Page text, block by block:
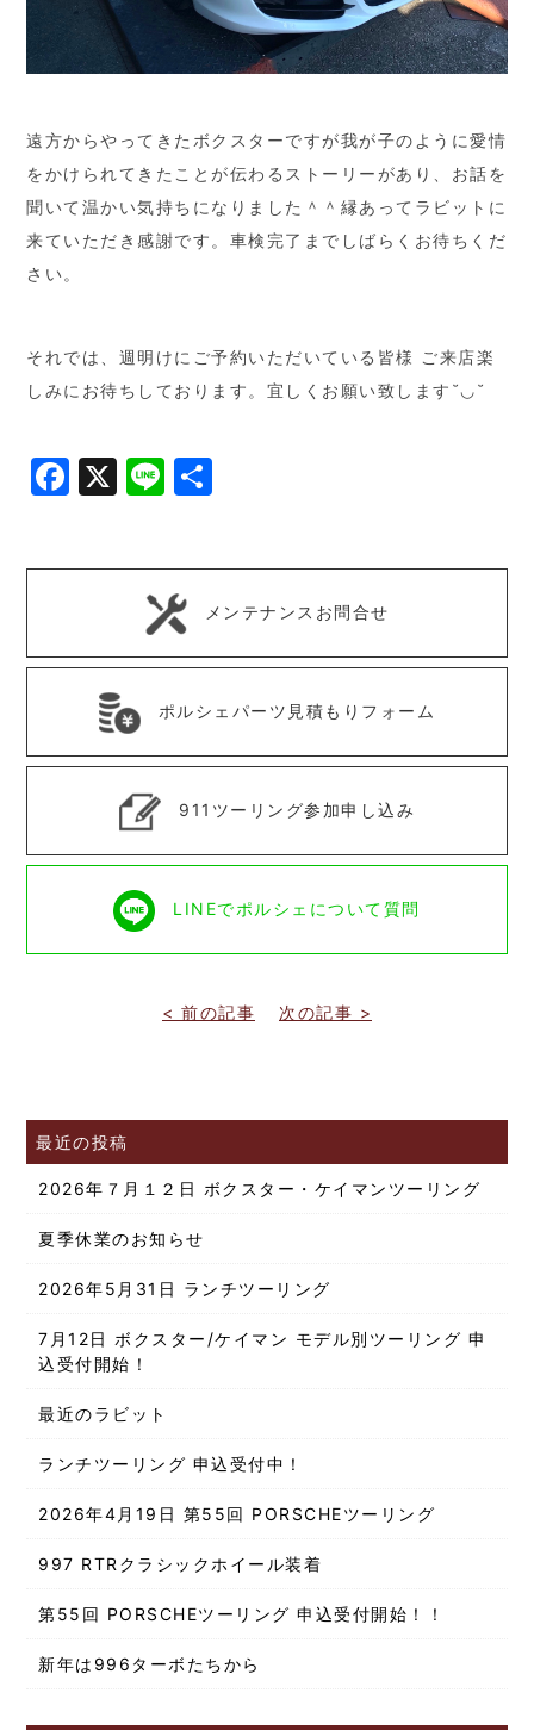
遠方からやってきたボクスターですが我が子のように愛情
をかけられてきたことが伝わるストーリーがあり、お話を
聞いて温かい気持ちになりました＾＾縁あってラビットに
来ていただき感謝です。車検完了までしばらくお待ちくだ
さい。
それでは、週明けにご予約いただいている皆様 ご来店楽
しみにお待ちしております。宜しくお願い致します˘◡˘
Facebook
X Line
メンテナンスお問合せ
ポルシェパーツ見積もりフォーム
911ツーリング参加申し込み
LINEでポルシェについて質問
< 前の記事 次の記事 >
最近の投稿
2026年７月１２日 ボクスター・ケイマンツーリング
夏季休業のお知らせ
2026年5月31日 ランチツーリング
7月12日 ボクスター/ケイマン モデル別ツーリング 申
込受付開始！
最近のラビット
ランチツーリング 申込受付中！
2026年4月19日 第55回 PORSCHEツーリング
997 RTRクラシックホイール装着
第55回 PORSCHEツーリング 申込受付開始！！
新年は996ターボたちから